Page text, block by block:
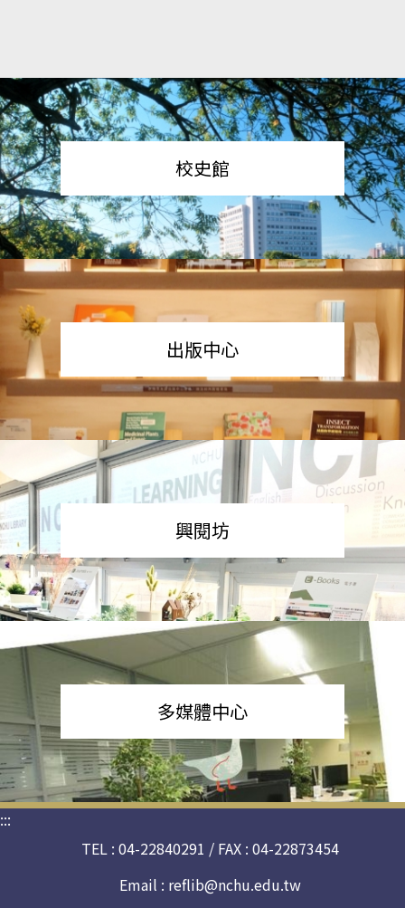
校史館
出版中心
興閱坊
多媒體中心
:::
TEL : 04-22840291 / FAX : 04-22873454
Email : reflib@nchu.edu.tw